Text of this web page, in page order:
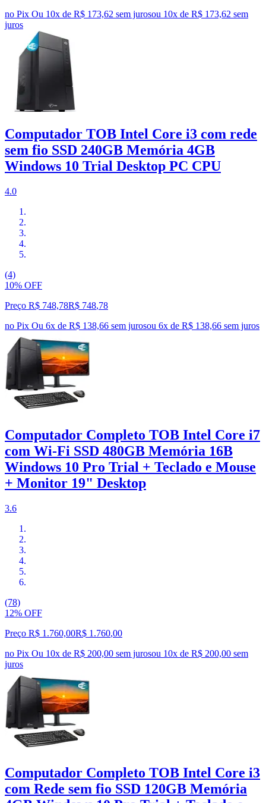
no Pix Ou 10x de R$ 173,62 sem jurosou 10x de R$ 173,62 sem
juros
Computador TOB Intel Core i3 com rede
sem fio SSD 240GB Memória 4GB
Windows 10 Trial Desktop PC CPU
4.0
(4)
10% OFF
Preço R$ 748,78R$ 748,78
no Pix Ou 6x de R$ 138,66 sem jurosou 6x de R$ 138,66 sem juros
Computador Completo TOB Intel Core i7
com Wi-Fi SSD 480GB Memória 16B
Windows 10 Pro Trial + Teclado e Mouse
+ Monitor 19" Desktop
3.6
(78)
12% OFF
Preço R$ 1.760,00R$ 1.760,00
no Pix Ou 10x de R$ 200,00 sem jurosou 10x de R$ 200,00 sem
juros
Computador Completo TOB Intel Core i3
com Rede sem fio SSD 120GB Memória